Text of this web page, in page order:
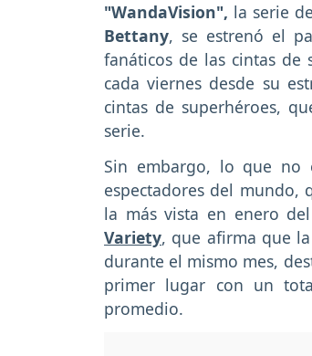
"WandaVision", la serie de
Bettany, se estrenó el
fanáticos de las cintas de
cada viernes desde su
cintas de superhéroes,
serie.
Sin embargo, lo que
espectadores del mundo,
la más vista en enero del
Variety, que afirma que
durante el mismo mes,
primer lugar con un
promedio.